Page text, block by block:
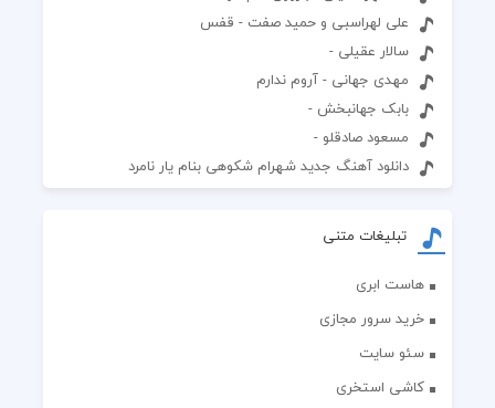
علی لهراسبی و حمید صفت - قفس
سالار عقیلی -
مهدی جهانی - آروم ندارم
بابک جهانبخش -
مسعود صادقلو -
دانلود آهنگ جدید شهرام شکوهی بنام یار نامرد
تبلیغات متنی
هاست ابری
خرید سرور مجازی
سئو سایت
کاشی استخری